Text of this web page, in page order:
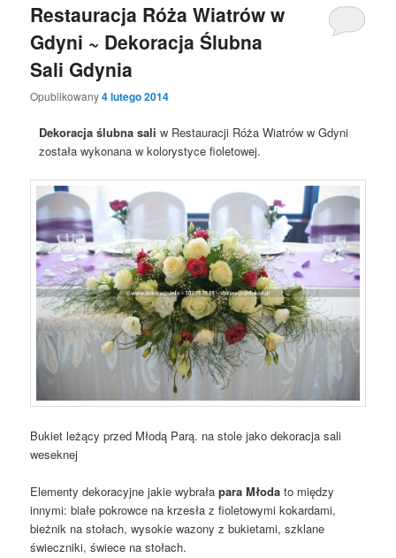
Restauracja Róża Wiatrów w
Gdyni ~ Dekoracja Ślubna
Sali Gdynia
Opublikowany4 lutego 2014
Dekoracja ślubna sali w Restauracji Róża Wiatrów w Gdyni
została wykonana w kolorystyce fioletowej.
Bukiet leżący przed Młodą Parą. na stole jako dekoracja sali
weseknej
Elementy dekoracyjne jakie wybrałapara Młoda to między
innymi: białe pokrowce na krzesła z fioletowymi kokardami,
bieżnik na stołach, wysokie wazony z bukietami, szklane
świeczniki, świece na stołach.